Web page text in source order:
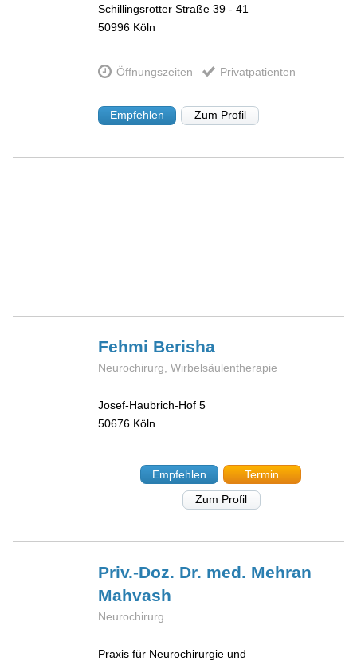
Schillingsrotter Straße 39 - 41
50996 Köln
Öffnungszeiten Privatpatienten
Empfehlen Zum Profil
Fehmi Berisha
Neurochirurg, Wirbelsäulentherapie
Josef-Haubrich-Hof 5
50676 Köln
Empfehlen
Termin
Zum Profil
Priv.-Doz. Dr. med. Mehran
Mahvash
Neurochirurg
Praxis für Neurochirurgie und